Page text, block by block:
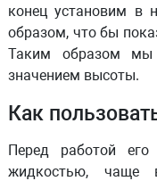
конец установим в
образом, что бы
Таким образом
значением высоты.
Как
Перед работой его
жидкостью, чаще